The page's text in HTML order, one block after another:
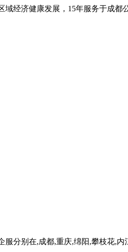
域经济健康发展，15年服务于成
服分别在,成都,重庆,绵阳,攀枝花,